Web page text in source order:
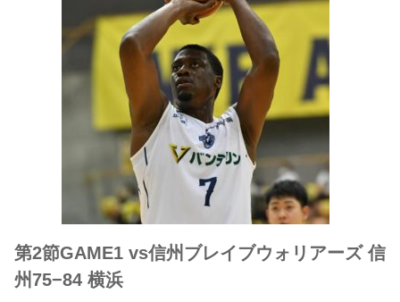
第2節GAME1 vs信州ブレイブウォリアーズ 信
州75−84 横浜